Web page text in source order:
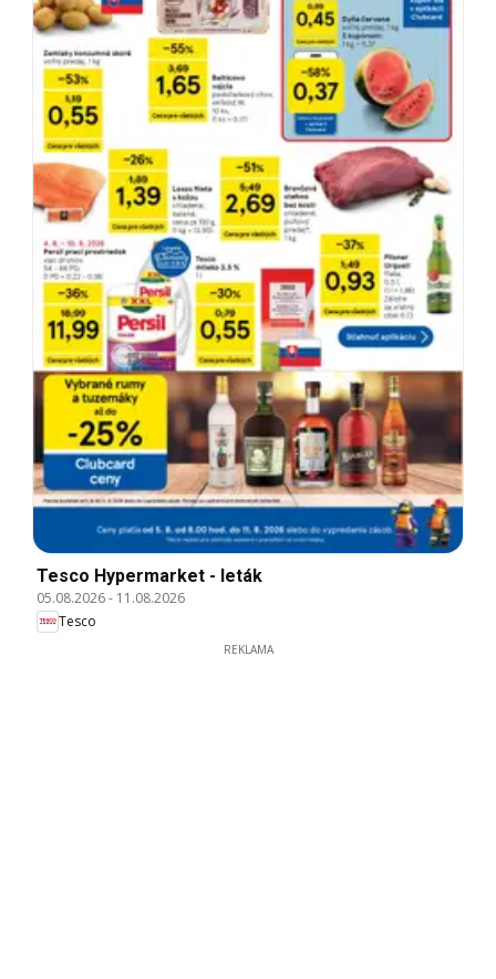
Tesco Hypermarket - leták
05.08.2026- 11.08.2026
Tesco
REKLAMA